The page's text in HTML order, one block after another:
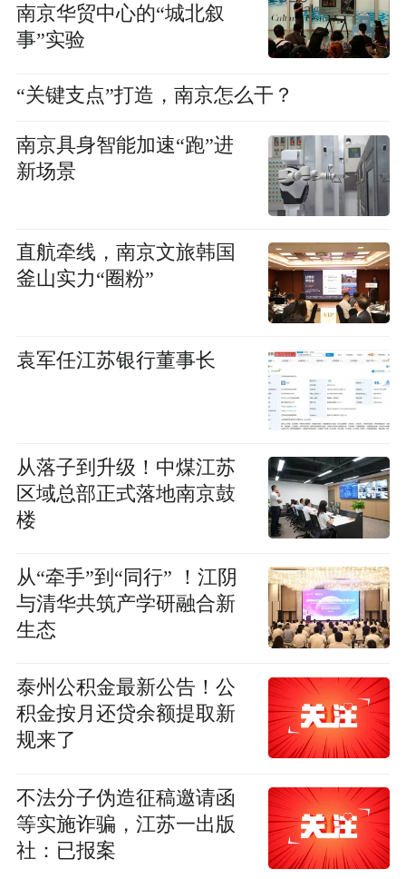
南京华贸中心的“城北叙
事”实验
“关键支点”打造，南京怎么干？
南京具身智能加速“跑”进
新场景
直航牵线，南京文旅韩国
釜山实力“圈粉”
袁军任江苏银行董事长
从落子到升级！中煤江苏
区域总部正式落地南京鼓
楼
从“牵手”到“同行” ！江阴
与清华共筑产学研融合新
生态
泰州公积金最新公告！公
积金按月还贷余额提取新
规来了
不法分子伪造征稿邀请函
等实施诈骗，江苏一出版
社：已报案